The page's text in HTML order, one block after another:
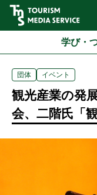
学び・
団体 イベント
観光産業の発
会、二階氏「